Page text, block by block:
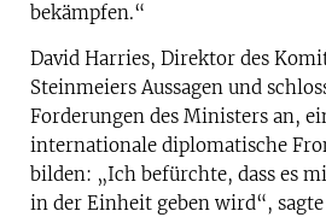
bekämpfen.“
David Harries, Direktor des
Steinmeiers Aussagen und
Forderungen des Ministers an,
internationale diplomatische
bilden: „Ich befürchte, dass es
in der Einheit geben wird“,